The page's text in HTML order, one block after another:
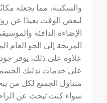
والسكينة، مما يجعله
لبعض الوقت بعيدًا عن
الإضاءة الدافئة
المريحة إلى الجو العام
علاوة على ذلك، يوفر
على خدمات تدليك الجسم
متناول الجميع لكل من
سواء كنت تبحث عن